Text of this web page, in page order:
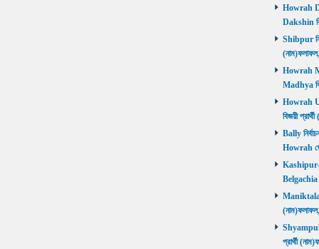
Howrah
Dakshin
Shibpur
Howrah
Madhya
Howrah
বিজয়ী
Bally
Howrah
Kashipur-
Belgachia
Maniktala
প্রার্থী